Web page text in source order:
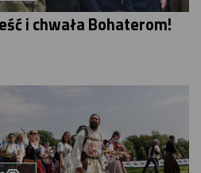
i chwała Bohaterom!